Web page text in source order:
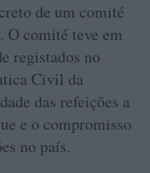
de um comité
O comité teve em
registados no
Civil da
das refeições a
e o compromisso
no país.